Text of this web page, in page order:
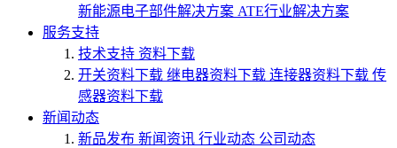
新能源电子部件解决方案 ATE行业解决方案
服务支持
技术支持 资料下载
开关资料下载 继电器资料下载 连接器资料下载 传
感器资料下载
新闻动态
新品发布 新闻资讯 行业动态 公司动态